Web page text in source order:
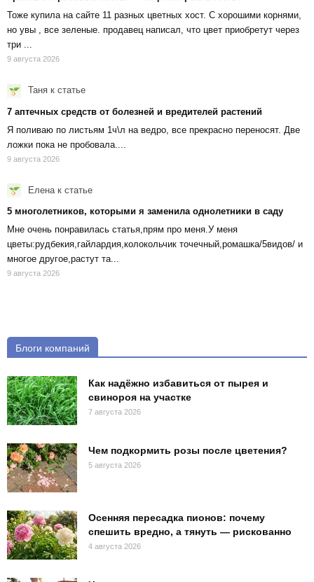
Тоже купила на сайте 11 разных цветных хост. С хорошими корнями,
но увы , все зеленые. продавец написал, что цвет приобретут через
три ...
9 августа 2026
Таня к статье
7 аптечных средств от болезней и вредителей растений
Я поливаю по листьям 1ч\л на ведро, все прекрасно переносят. Две
ложки пока не пробовала....
9 августа 2026
Елена к статье
5 многолетников, которыми я заменила однолетники в саду
Мне очень понравилась статья,прям про меня.У меня
цветы:рудбекия,гайлардия,колокольчик точечный,ромашка/5видов/ и
многое другое,растут та...
9 августа 2026
Блоги компаний
Как надёжно избавиться от пырея и
свинороя на участке
7 августа 2026
Чем подкормить розы после цветения?
5 августа 2026
Осенняя пересадка пионов: почему
спешить вредно, а тянуть — рискованно
4 августа 2026